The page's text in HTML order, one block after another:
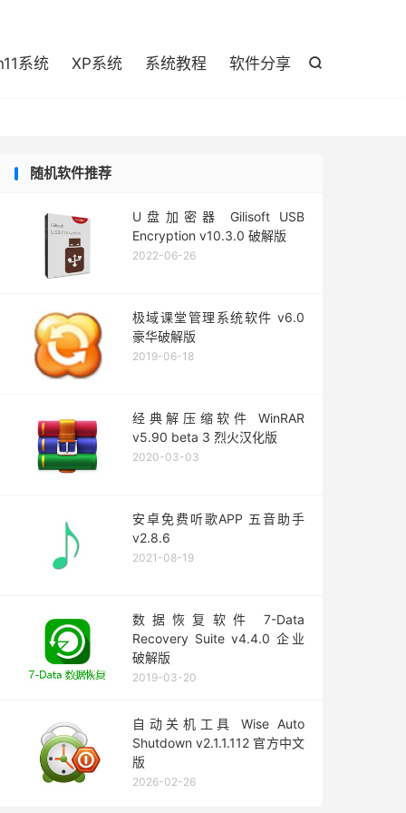

系统 XP系统 系统教程 软件分享
随机软件推荐
U盘加密器 Gilisoft USB
Encryption v10.3.0 破解版
2022-06-26
极域课堂管理系统软件 v6.0
豪华破解版
2019-06-18
经典解压缩软件 WinRAR
v5.90 beta 3 烈火汉化版
2020-03-03
安卓免费听歌APP 五音助手
v2.8.6
2021-08-19
数据恢复软件 7-Data
Recovery Suite v4.4.0 企业
破解版
2019-03-20
自动关机工具 Wise Auto
Shutdown v2.1.1.112 官方中文
版
2026-02-26